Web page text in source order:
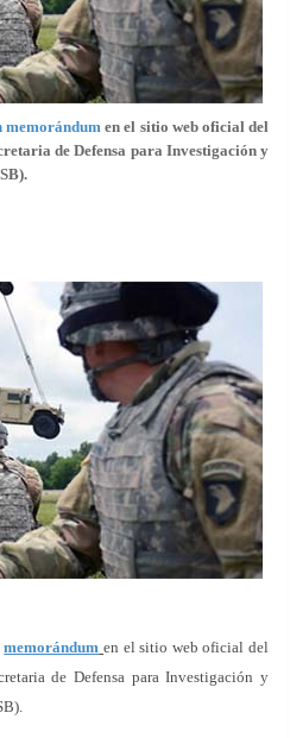
memorándum en el sitio web oficial del
de Defensa para Investigación y
memorándum en el sitio web oficial del
de Defensa para Investigación y